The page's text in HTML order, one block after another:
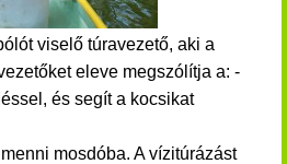
viselő túravezető, aki a
eleve megszólítja a: -
és segít a kocsikat
mosdóba. A vízitúrázást